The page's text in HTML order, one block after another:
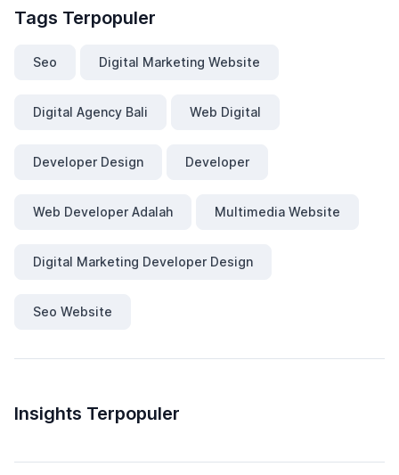
Tags Terpopuler
Seo Digital Marketing Website
Digital Agency Bali Web Digital
Developer Design Developer
Web Developer Adalah Multimedia Website
Digital Marketing Developer Design
Seo Website
Insights Terpopuler